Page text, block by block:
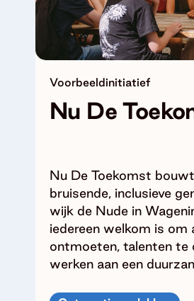
Voorbeeldinitiatief
Nu De
Nu De Toekomst
bruisende, inclusieve
wijk de Nude in
iedereen welkom is om
ontmoeten, talenten te
werken aan een